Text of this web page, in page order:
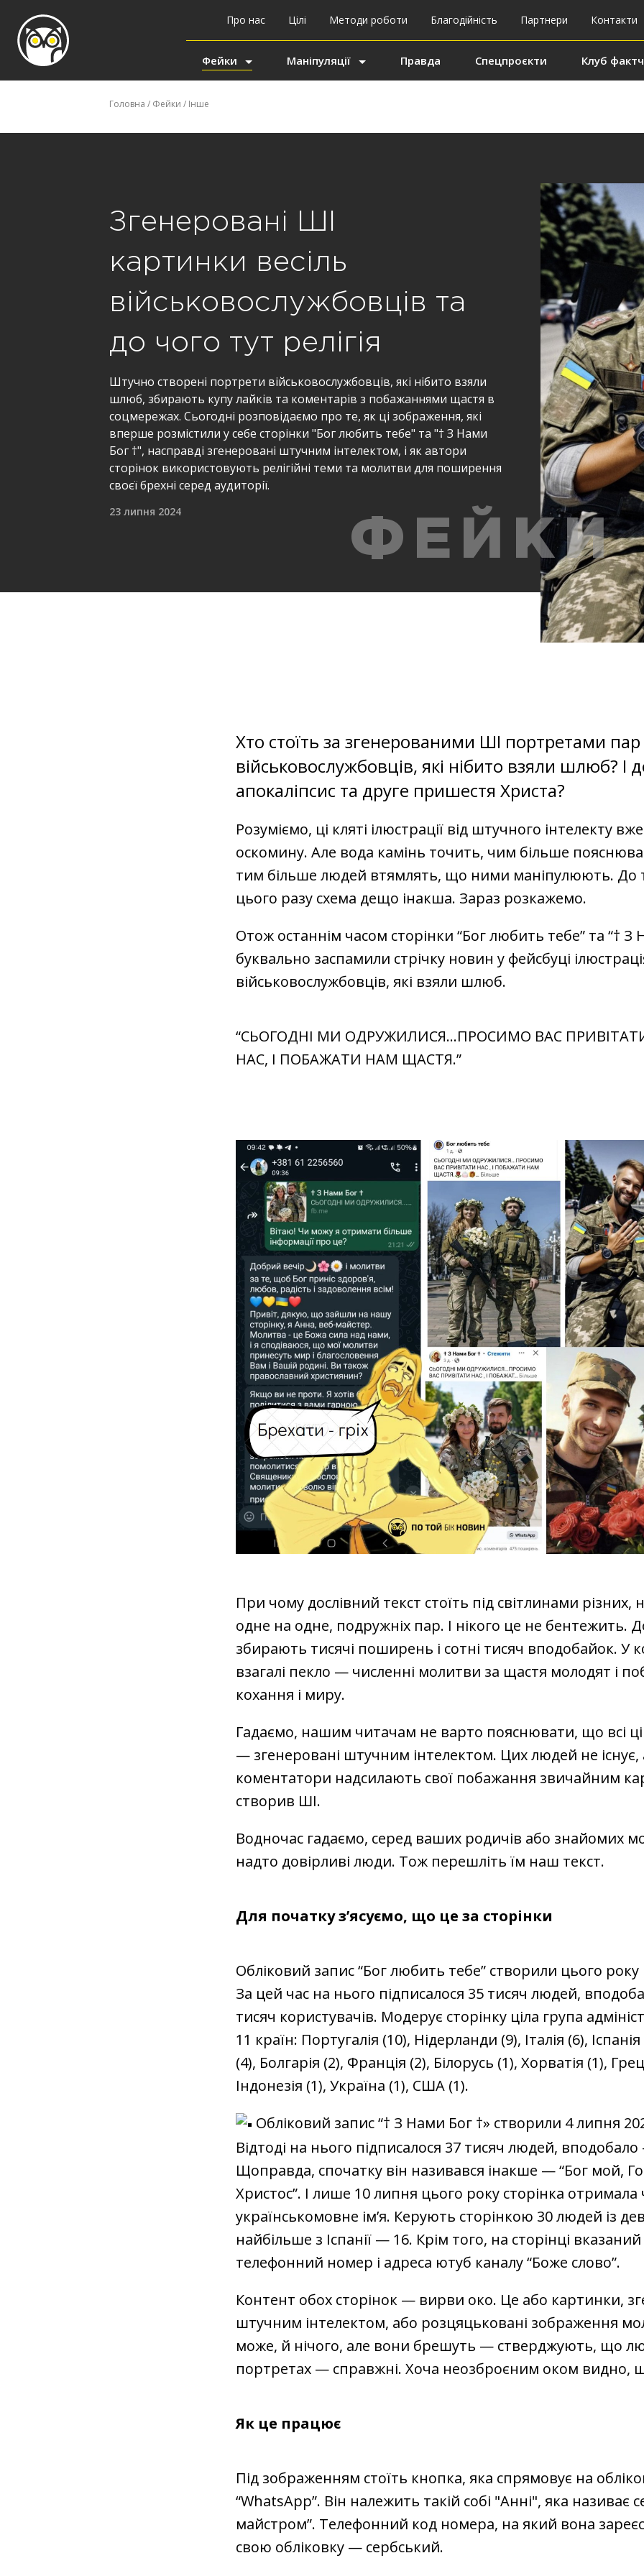
Про нас Цілі Методи роботи Благодійність Партнери Контакти
Фейки Маніпуляції Правда Спецпроєкти Клуб
Головна / Фейки / Інше
Згенеровані ШІ
картинки весіль
військовослужбовців та
до чого тут релігія
Штучно створені портрети військовослужбовців, які нібито взяли
шлюб, збирають купу лайків та коментарів з побажаннями щастя в
соцмережах. Сьогодні розповідаємо про те, як ці зображення, які
вперше розмістили у себе сторінки "Бог любить тебе" та "† З Нами
Бог †", насправді згенеровані штучним інтелектом, і як автори
сторінок використовують релігійні теми та молитви для поширення
своєї брехні серед аудиторії.
23 липня 2024
ФЕЙКИ
Хто стоїть за згенерованими ШІ портретами пар
військовослужбовців, які нібито взяли шлюб? І
апокаліпсис та друге пришестя Христа?
Розуміємо, ці кляті ілюстрації від штучного інтелекту
оскомину. Але вода камінь точить, чим більше
тим більше людей втямлять, що ними маніпулюють. До
цього разу схема дещо інакша. Зараз розкажемо.
Отож останнім часом сторінки “Бог любить тебе” та “† З
буквально заспамили стрічку новин у фейсбуці
військовослужбовців, які взяли шлюб.
“СЬОГОДНІ МИ ОДРУЖИЛИСЯ...ПРОСИМО ВАС
НАС, І ПОБАЖАТИ НАМ ЩАСТЯ.”
При чому дослівний текст стоїть під світлинами різних,
одне на одне, подружніх пар. І нікого це не бентежить.
збирають тисячі поширень і сотні тисяч вподобайок. У
взагалі пекло — численні молитви за щастя молодят і
кохання і миру.
Гадаємо, нашим читачам не варто пояснювати, що всі ці
— згенеровані штучним інтелектом. Цих людей не існує,
коментатори надсилають свої побажання звичайним
створив ШІ.
Водночас гадаємо, серед ваших родичів або знайомих
надто довірливі люди. Тож перешліть їм наш текст.
Для початку з’ясуємо, що це за сторінки
Обліковий запис “Бог любить тебе” створили цього року
За цей час на нього підписалося 35 тисяч людей,
тисяч користувачів. Модерує сторінку ціла група
11 країн: Португалія (10), Нідерланди (9), Італія (6),
(4), Болгарія (2), Франція (2), Білорусь (1), Хорватія (1),
Індонезія (1), Україна (1), США (1).
Обліковий запис “† З Нами Бог †» створили 4 липня
Відтоді на нього підписалося 37 тисяч людей,
Щоправда, спочатку він називався інакше — “Бог мой,
Христос”. І лише 10 липня цього року сторінка
українськомовне ім’я. Керують сторінкою 30 людей із
найбільше з Іспанії — 16. Крім того, на сторінці
телефонний номер і адреса ютуб каналу “Боже слово”.
Контент обох сторінок — вирви око. Це або картинки,
штучним інтелектом, або розцяцьковані зображення
може, й нічого, але вони брешуть — стверджують, що
портретах — справжні. Хоча неозброєним оком видно,
Як це працює
Під зображенням стоїть кнопка, яка спрямовує на
“WhatsApp”. Він належить такій собі "Анні", яка називає
майстром”. Телефонний код номера, на який вона
свою обліковку — сербський.